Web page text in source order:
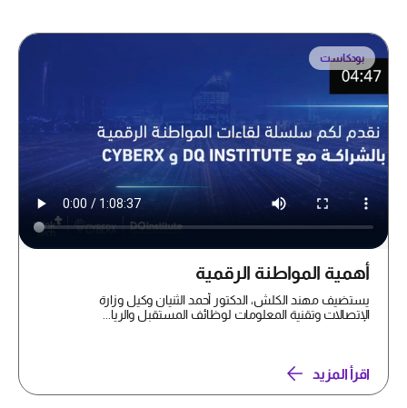
بودكاست
أهمية المواطنة الرقمية
يستضيف مهند الكلش، الدكتور أحمد الثنيان وكيل وزارة
الإتصالات وتقنية المعلومات لوظائف المستقبل والريا...
اقرأ المزيد